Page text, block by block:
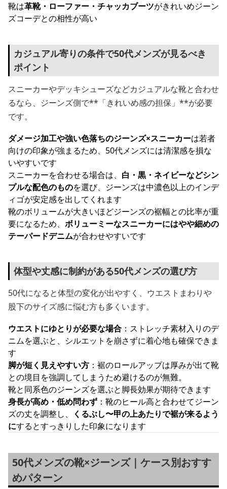
靴は革靴・ローファー・チャッカブーツがきれいめジーン
ズコーデとの相性が高い
カジュアル寄りの条件で50代メンズが見るべき
ポイント
スニーカーやデッキシューズなどカジュアルな靴と合わせ
るなら、ジーンズ側で**「きれいめ感の担保」**が必要
です。
ダメージ加工や強い色落ちのジーンズ×スニーカーは若者
向けの印象が強まるため、50代メンズには清潔感を損な
いやすいです
スニーカーを合わせる場合は、 白・黒・ネイビーなどシン
プルな配色のものを選び、ジーンズは中濃色以上のインデ
ィゴが安定感を出してくれます
靴のボリュームが大きいほどジーンズの裾幅との比率が重
要になるため、 ボリューミーなスニーカーにはやや細めの
テーパードデニムが合わせやすいです
体型や丈感に制約がある50代メンズの選び方
50代になると体型の変化が出やすく、ウエストまわりや
股下のサイズ感に悩む方も多くいます。
ウエストにゆとりが必要な場合 ：ストレッチ素材入りのデ
ニムを選ぶと、シルエットを崩さずに着心地も確保できま
す
脚が短く見えやすい方 ：裾のロールアップは厚みが出て靴
との境目を強調してしまうため避けるのが無難。
靴と同系色のジーンズを選ぶと脚長効果が期待できます
身長が高め・低め問わず ：靴のヒール高と合わせてジーン
ズの丈を調整し、
くるぶし〜甲の上あたりで裾が来るよう
にするとすっきりした印象になります
50代メンズの靴×ジーンズ｜ケース別おすす
めパターン